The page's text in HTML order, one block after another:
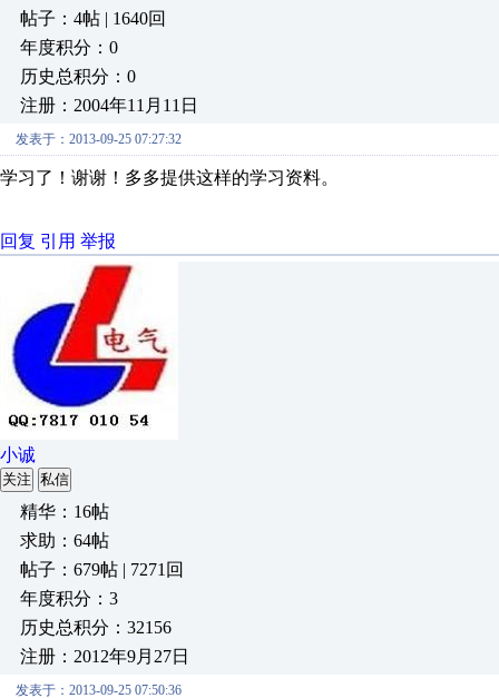
帖子：4帖 | 1640回
年度积分：0
历史总积分：0
注册：2004年11月11日
发表于：2013-09-25 07:27:32
学习了！谢谢！多多提供这样的学习资料。
回复 引用 举报
小诚
关注 私信
精华：16帖
求助：64帖
帖子：679帖 | 7271回
年度积分：3
历史总积分：32156
注册：2012年9月27日
发表于：2013-09-25 07:50:36